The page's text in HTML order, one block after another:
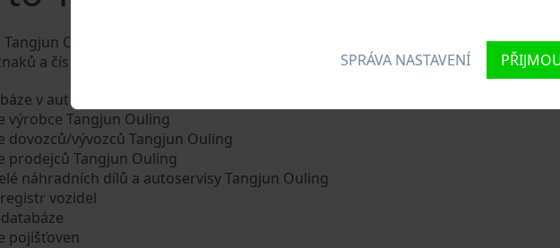
SPRÁVA NASTAVENÍ
Tangjun Ouling přiděluje každému vozidlu jedinečné identifikační číslo zvané
a čísel o celkové délce 17 znaků, do kterých ze zakódovaná základní
v automobilovém průmyslu vyhledávají prostřednictvím VIN:
výrobce Tangjun Ouling
dovozců/vývozců Tangjun Ouling
prodejců Tangjun Ouling
náhradních dílů a autoservisy Tangjun Ouling
vozidel
pojišťoven